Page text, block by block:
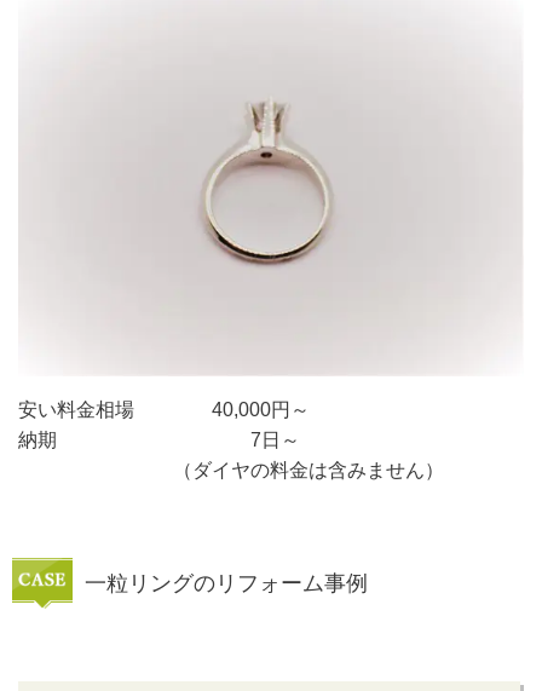
安い料金相場 40,000円～
納期 7日～
（ダイヤの料金は含みません）
一粒リングのリフォーム事例